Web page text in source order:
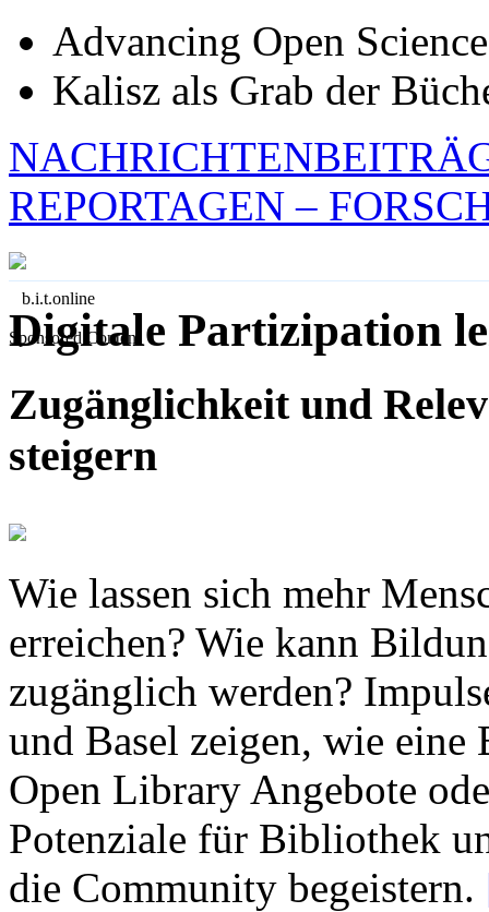
Advancing Open
Kalisz als Grab der
REPORTAGEN –
b.i.t.online
Sponsored Content
Digitale Partizipation
Zugänglichkeit und
steigern
Wie lassen sich mehr
erreichen? Wie kann
zugänglich werden?
und Basel zeigen, wie
Open Library Angebote
Potenziale für Bibliothek
die Community begeistern.